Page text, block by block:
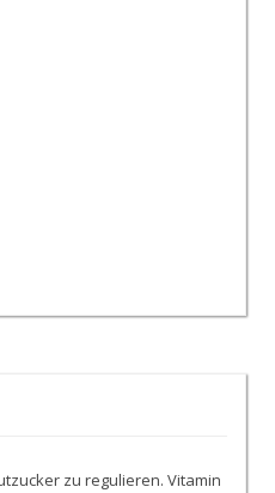
zu regulieren. Vitamin